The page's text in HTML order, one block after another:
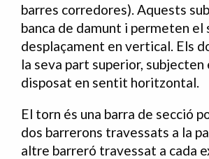
barres corredores). Aquests
banca de damunt i permeten el
desplaçament en vertical. Els
la seva part superior, subjecten
disposat en sentit horitzontal.
El torn és una barra de secció
dos barrerons travessats a la
altre barreró travessat a cada